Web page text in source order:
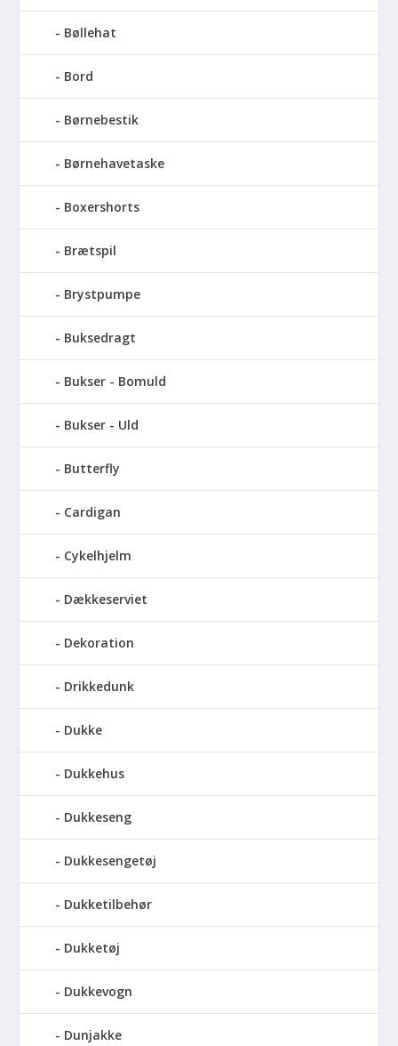
Bøllehat
Bord
Børnebestik
Børnehavetaske
Boxershorts
Brætspil
Brystpumpe
Buksedragt
Bukser - Bomuld
Bukser - Uld
Butterfly
Cardigan
Cykelhjelm
Dækkeserviet
Dekoration
Drikkedunk
Dukke
Dukkehus
Dukkeseng
Dukkesengetøj
Dukketilbehør
Dukketøj
Dukkevogn
Dunjakke